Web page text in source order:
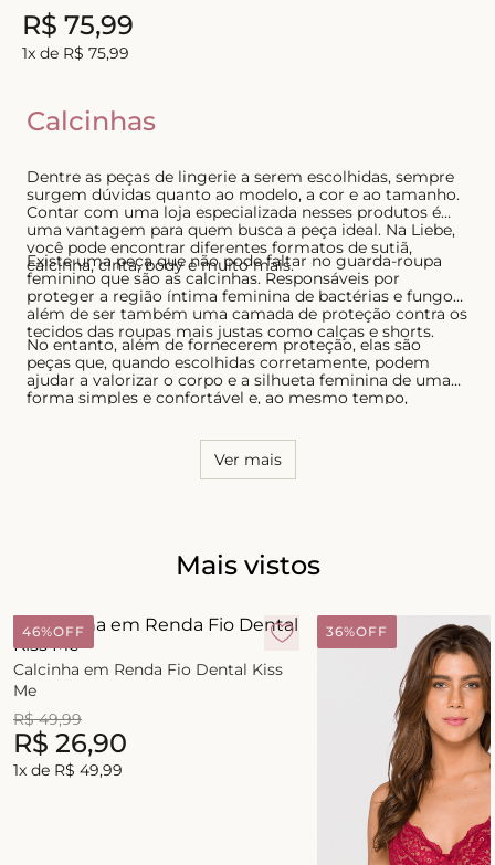
R$ 75,99
1x de R$ 75,99
Calcinhas
Dentre as peças de lingerie a serem escolhidas, sempre
surgem dúvidas quanto ao modelo, a cor e ao tamanho.
Contar com uma loja especializada nesses produtos é
uma vantagem para quem busca a peça ideal. Na Liebe,
você pode encontrar diferentes formatos de sutiã,
calcinha, cinta, body e muito mais.
Existe uma peça que não pode faltar no guarda-roupa
feminino que são as calcinhas. Responsáveis por
proteger a região íntima feminina de bactérias e fungos,
além de ser também uma camada de proteção contra os
tecidos das roupas mais justas como calças e shorts.
No entanto, além de fornecerem proteção, elas são
peças que, quando escolhidas corretamente, podem
ajudar a valorizar o corpo e a silhueta feminina de uma
forma simples e confortável e, ao mesmo tempo,
caimento, tanto para as calcinhas quanto para os sutiãs.
Ver mais
Mais vistos
46%OFF
Calcinha em Renda Fio Dental Kiss
Me
R$ 49,99
R$ 26,90
1x de R$ 49,99
36%OFF